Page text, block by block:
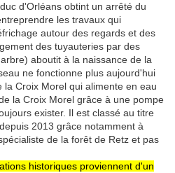
d'Orléans obtint un arrêté du
les travaux qui
autour des regards et des
des tuyauteries par des
aboutit à la naissance de la
ne fonctionne plus aujourd'hui
Croix Morel qui alimente en eau
la Croix Morel grâce à une pompe
exister. Il est classé au titre
2013 grâce notamment à
de la forêt de Retz et pas
historiques proviennent d'un